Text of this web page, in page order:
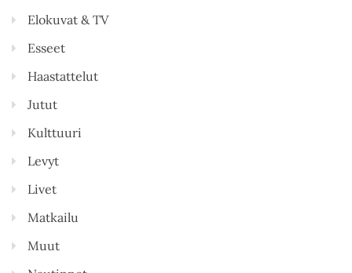
Elokuvat & TV
Esseet
Haastattelut
Jutut
Kulttuuri
Levyt
Livet
Matkailu
Muut